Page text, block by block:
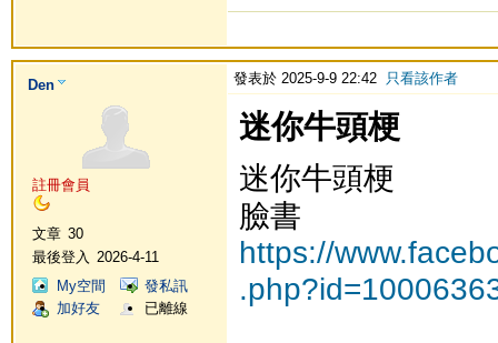
Den
註冊會員
文章 30
最後登入
2026-4-11
My空間
發私訊
加好友
已離線
發表於 2025-9-9 22:42 只看該作者
迷你牛頭梗
迷你牛頭梗
臉書
https://